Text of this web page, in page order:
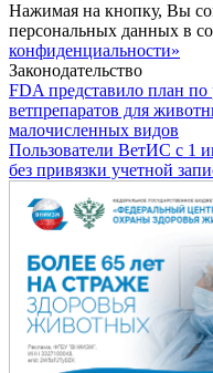
Нажимая на кнопку, Вы
персональных данных в
конфиденциальности»
Законодательство
FDA представило план
ветпрепаратов для
малочисленных видов
Пользователи ВетИС с 1
без привязки учетной